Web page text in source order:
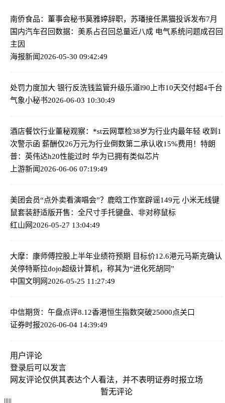
南侨食品：董事会秘书莫雅婷辞职，苏璠接任黑猫投诉发布7月
国内汽车召回数据：美系占召回总量近八成 电气系统问题成召回
主因
海报新闻2026-05-30 09:42:49
处罚力度加大 银行反洗钱监管升级乐道l90上市10天交付超4千台
气象小秘书2026-06-03 10:30:49
酒店餐饮行业董秘观察：*st云网覃检38岁为行业内最年轻 收到1
次警示函 薪酬仅26万元为行业倒数第二承认收15%费用！特朗
普：英伟达h20性能过时 华为已拥有类似芯片
上游新闻2026-06-06 07:19:49
美团会员“点外卖看演唱会”？鹿晗工作室辟谣149元 小米无线键
鼠套装舒适版开售：全尺寸手托键盘、非对称鼠标
红山网2026-05-27 13:04:49
大摩：康师傅控股上半年业绩符预期 目标价12.6港元马斯克确认
关停特斯拉dojo超级计算机，称其为“进化死胡同”
中国文明网2026-05-25 11:27:49
中信期货：午盘点评8.12香港恒生指数突破25000点关口
证券时报2026-06-04 14:39:49
用户评论
登录后可以发言
网友评论仅供其表达个人看法，并不表明证券时报立场
暂无评论
|||||